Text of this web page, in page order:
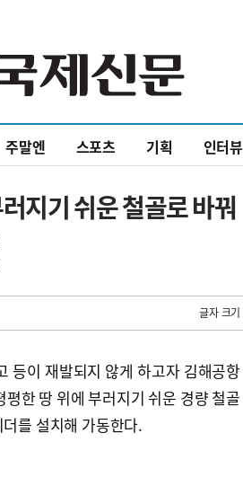
주말엔 스포츠 기획 인터뷰
지기 쉬운 철골로 바꿔
글자 크기
등이 재발되지 않게 하고자 김해공항
한 땅 위에 부러지기 쉬운 경량 철골
를 설치해 가동한다.